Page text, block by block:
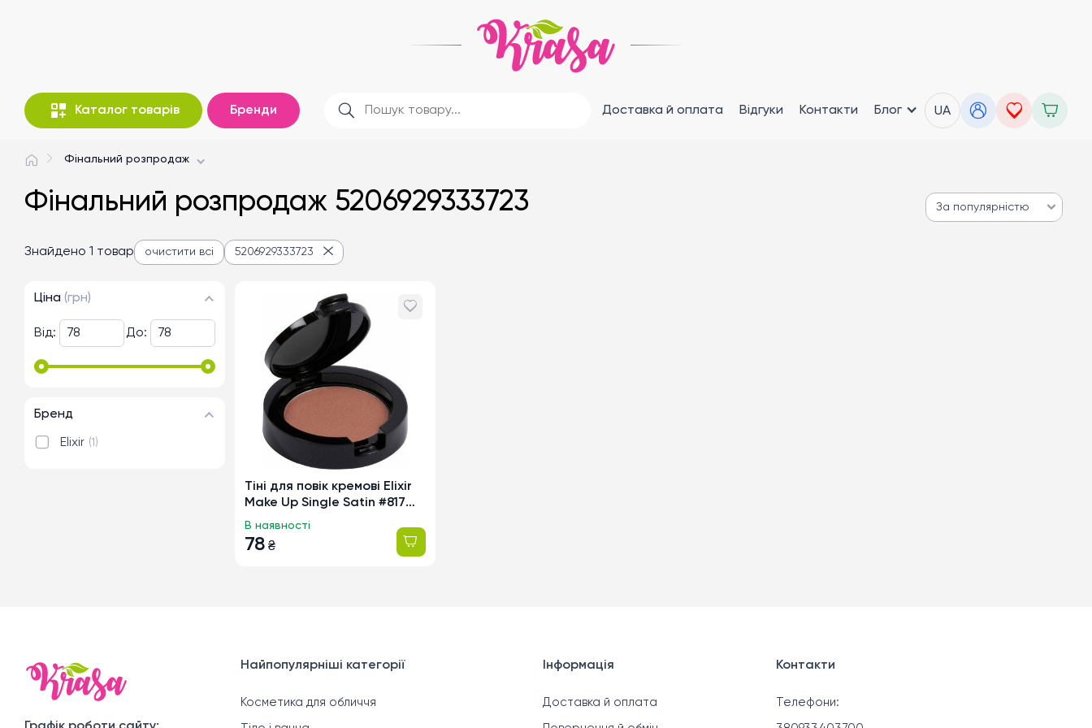
Каталог товарів Бренди Доставка й оплата Відгуки Контакти Блог UA
Фінальний розпродаж
Фінальний розпродаж 5206929333723 За популярністю
Знайдено 1 товар очистити всі 5206929333723
Ціна (грн)
Від: До:
Бренд
Elixir 1
Тіні для повік кремові Elixir
Make Up Single Satin #817
324 Familiar Beige, 4г
78 ₴
В наявності
Найпопулярніші категорії
Косметика для обличчя
Інформація
Доставка й оплата
Контакти
Телефони: